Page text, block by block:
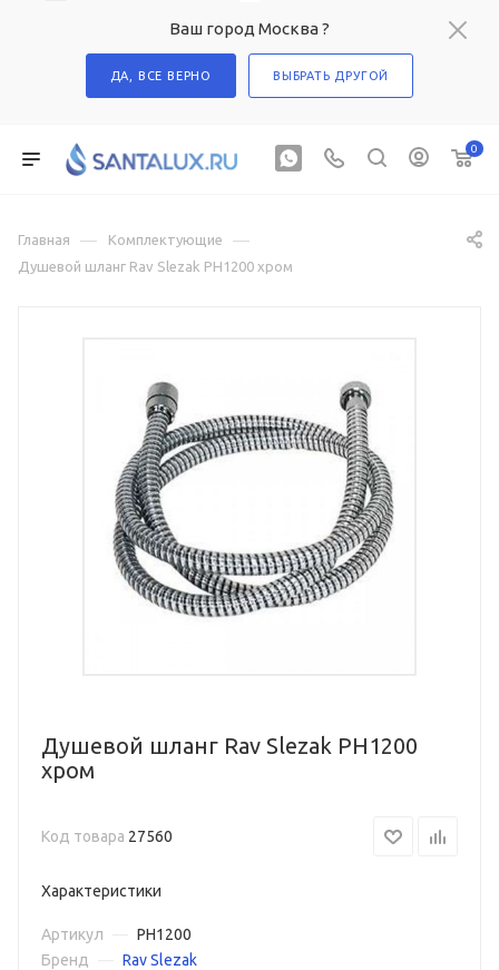
Ваш город Москва ?
ДА, ВСЕ ВЕРНО ВЫБРАТЬ ДРУГОЙ
0
Главная — Комплектующие —
Душевой шланг Rav Slezak PH1200 хром
Душевой шланг Rav Slezak PH1200
хром
Код товара 27560
Характеристики
Артикул
PH1200
Бренд
Rav Slezak